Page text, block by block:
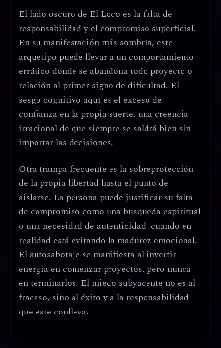
El lado oscuro de El Loco es lafalta de
responsabilidad y el compromiso superficial.
En su manifestación más sombría, este
arquetipo puede llevar a un comportamiento
errático donde se abandona todo proyecto o
relación al primer signo de dificultad. El
sesgo cognitivo aquí es el exceso de
confianza en la propia suerte, una creencia
irracional de que siempre se saldrá bien sin
importar las decisiones.
Otra trampa frecuente es la sobreprotección
de la propia libertad hasta el punto de
aislarse. La persona puede justificar su falta
de compromiso como una búsqueda espiritual
o una necesidad de autenticidad, cuando en
realidad está evitando la madurez emocional.
El autosabotaje se manifiesta al invertir
energía en comenzar proyectos, pero nunca
en terminarlos. El miedo subyacente no es al
fracaso, sino al éxito y a la responsabilidad
que este conlleva.